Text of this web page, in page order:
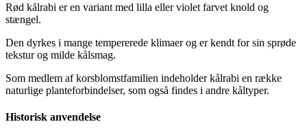
Rød kålrabi er en variant med lilla eller violet farvet knold og
stængel.
Den dyrkes i mange tempererede klimaer og er kendt for sin sprøde
tekstur og milde kålsmag.
Som medlem af korsblomstfamilien indeholder kålrabi en række
naturlige planteforbindelser, som også findes i andre kåltyper.
Historisk anvendelse